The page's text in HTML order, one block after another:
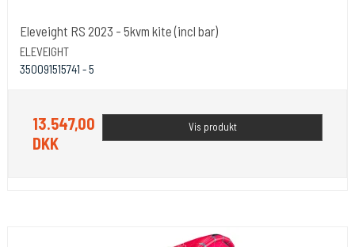
Eleveight RS 2023 - 5kvm kite (incl bar)
ELEVEIGHT
350091515741 - 5
13.547,00
DKK
Vis produkt